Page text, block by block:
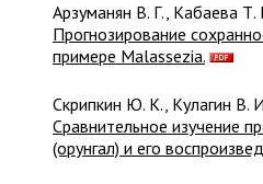
Арзуманян В. Г., Кабаева
Прогнозирование
примере Malassezia.
Скрипкин Ю. К., Кулагин
Сравнительное изучение
(орунгал) и его